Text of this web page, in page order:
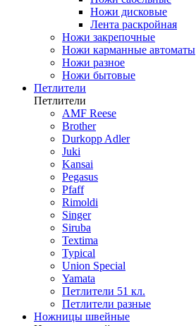
Ножи дисковые
Лента раскройная
Ножи закрепочные
Ножи карманные автоматы
Ножи разное
Ножи бытовые
Петлители
Петлители
AMF Reese
Brother
Durkopp Adler
Juki
Kansai
Pegasus
Pfaff
Rimoldi
Singer
Siruba
Textima
Typical
Union Special
Yamata
Петлители 51 кл.
Петлители разные
Ножницы швейные